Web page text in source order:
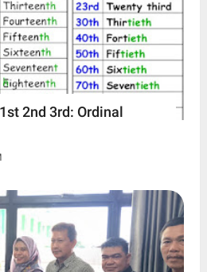
2nd 3rd: Ordinal